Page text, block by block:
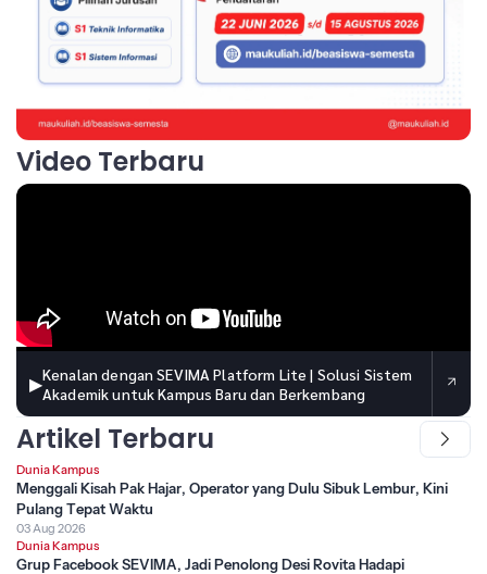
Video Terbaru
▶Kenalan dengan SEVIMA Platform Lite | Solusi Sistem
Akademik untuk Kampus Baru dan Berkembang
Artikel Terbaru
Dunia Kampus
Menggali Kisah Pak Hajar, Operator yang Dulu Sibuk Lembur, Kini
Pulang Tepat Waktu
03 Aug 2026
Dunia Kampus
Grup Facebook SEVIMA, Jadi Penolong Desi Rovita Hadapi